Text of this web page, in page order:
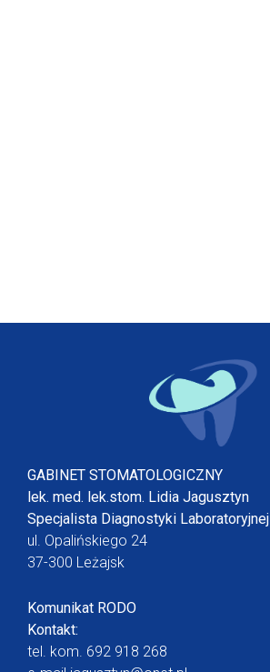
GABINET STOMATOLOGICZNY
lek. med. lek.stom. Lidia Jagusztyn
Specjalista Diagnostyki Laboratoryjnej
ul. Opalińskiego 24
37-300 Leżajsk
Komunikat RODO
Kontakt:
tel. kom. 692 918 268